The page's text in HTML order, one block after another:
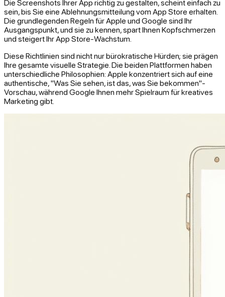
Die Screenshots Ihrer App richtig zu gestalten, scheint einfach zu
sein, bis Sie eine Ablehnungsmitteilung vom App Store erhalten.
Die grundlegenden Regeln für Apple und Google sind Ihr
Ausgangspunkt, und sie zu kennen, spart Ihnen Kopfschmerzen
und steigert Ihr App Store-Wachstum.
Diese Richtlinien sind nicht nur bürokratische Hürden; sie prägen
Ihre gesamte visuelle Strategie. Die beiden Plattformen haben
unterschiedliche Philosophien: Apple konzentriert sich auf eine
authentische, "Was Sie sehen, ist das, was Sie bekommen"-
Vorschau, während Google Ihnen mehr Spielraum für kreatives
Marketing gibt.